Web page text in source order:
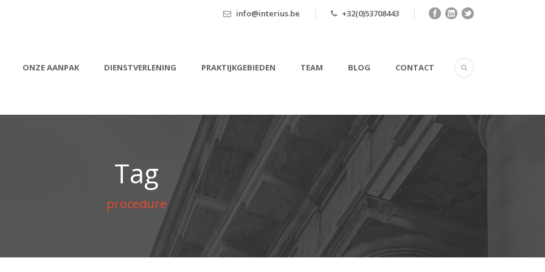
info@interius.be +32(0)53708443
ONZE AANPAK DIENSTVERLENING PRAKTIJKGEBIEDEN TEAM BLOG CONTACT
Tag
procedure